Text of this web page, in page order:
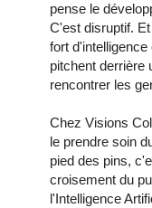
pense le
C'est disruptif.
fort
pitchent derrière
rencontrer les
Chez Visions
le prendre soin
pied des pins,
croisement du
l'Intelligence